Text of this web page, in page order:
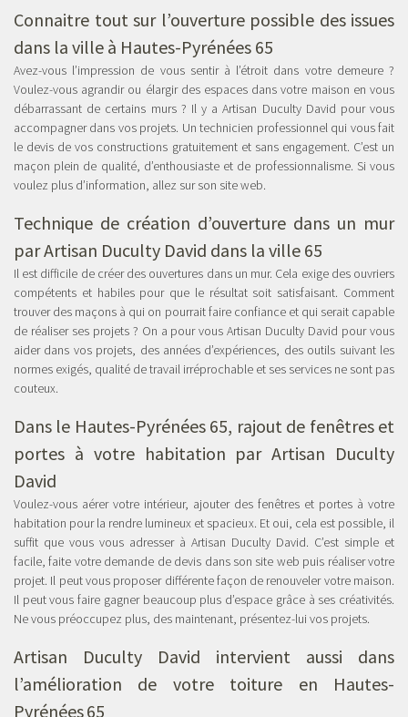
Connaitre tout sur l’ouverture possible des issues
dans la ville à Hautes-Pyrénées 65
Avez-vous l’impression de vous sentir à l’étroit dans votre demeure ?
Voulez-vous agrandir ou élargir des espaces dans votre maison en vous
débarrassant de certains murs ? Il y a Artisan Duculty David pour vous
accompagner dans vos projets. Un technicien professionnel qui vous fait
le devis de vos constructions gratuitement et sans engagement. C’est un
maçon plein de qualité, d’enthousiaste et de professionnalisme. Si vous
voulez plus d’information, allez sur son site web.
Technique de création d’ouverture dans un mur
par Artisan Duculty David dans la ville 65
Il est difficile de créer des ouvertures dans un mur. Cela exige des ouvriers
compétents et habiles pour que le résultat soit satisfaisant. Comment
trouver des maçons à qui on pourrait faire confiance et qui serait capable
de réaliser ses projets ? On a pour vous Artisan Duculty David pour vous
aider dans vos projets, des années d’expériences, des outils suivant les
normes exigés, qualité de travail irréprochable et ses services ne sont pas
couteux.
Dans le Hautes-Pyrénées 65, rajout de fenêtres et
portes à votre habitation par Artisan Duculty
David
Voulez-vous aérer votre intérieur, ajouter des fenêtres et portes à votre
habitation pour la rendre lumineux et spacieux. Et oui, cela est possible, il
suffit que vous vous adresser à Artisan Duculty David. C’est simple et
facile, faite votre demande de devis dans son site web puis réaliser votre
projet. Il peut vous proposer différente façon de renouveler votre maison.
Il peut vous faire gagner beaucoup plus d’espace grâce à ses créativités.
Ne vous préoccupez plus, des maintenant, présentez-lui vos projets.
Artisan Duculty David intervient aussi dans
l’amélioration de votre toiture en Hautes-
Pyrénées65